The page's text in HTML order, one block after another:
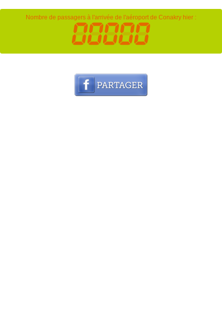
Nombre de passagers à l'arrivée de l'aéroport de Conakry hier :